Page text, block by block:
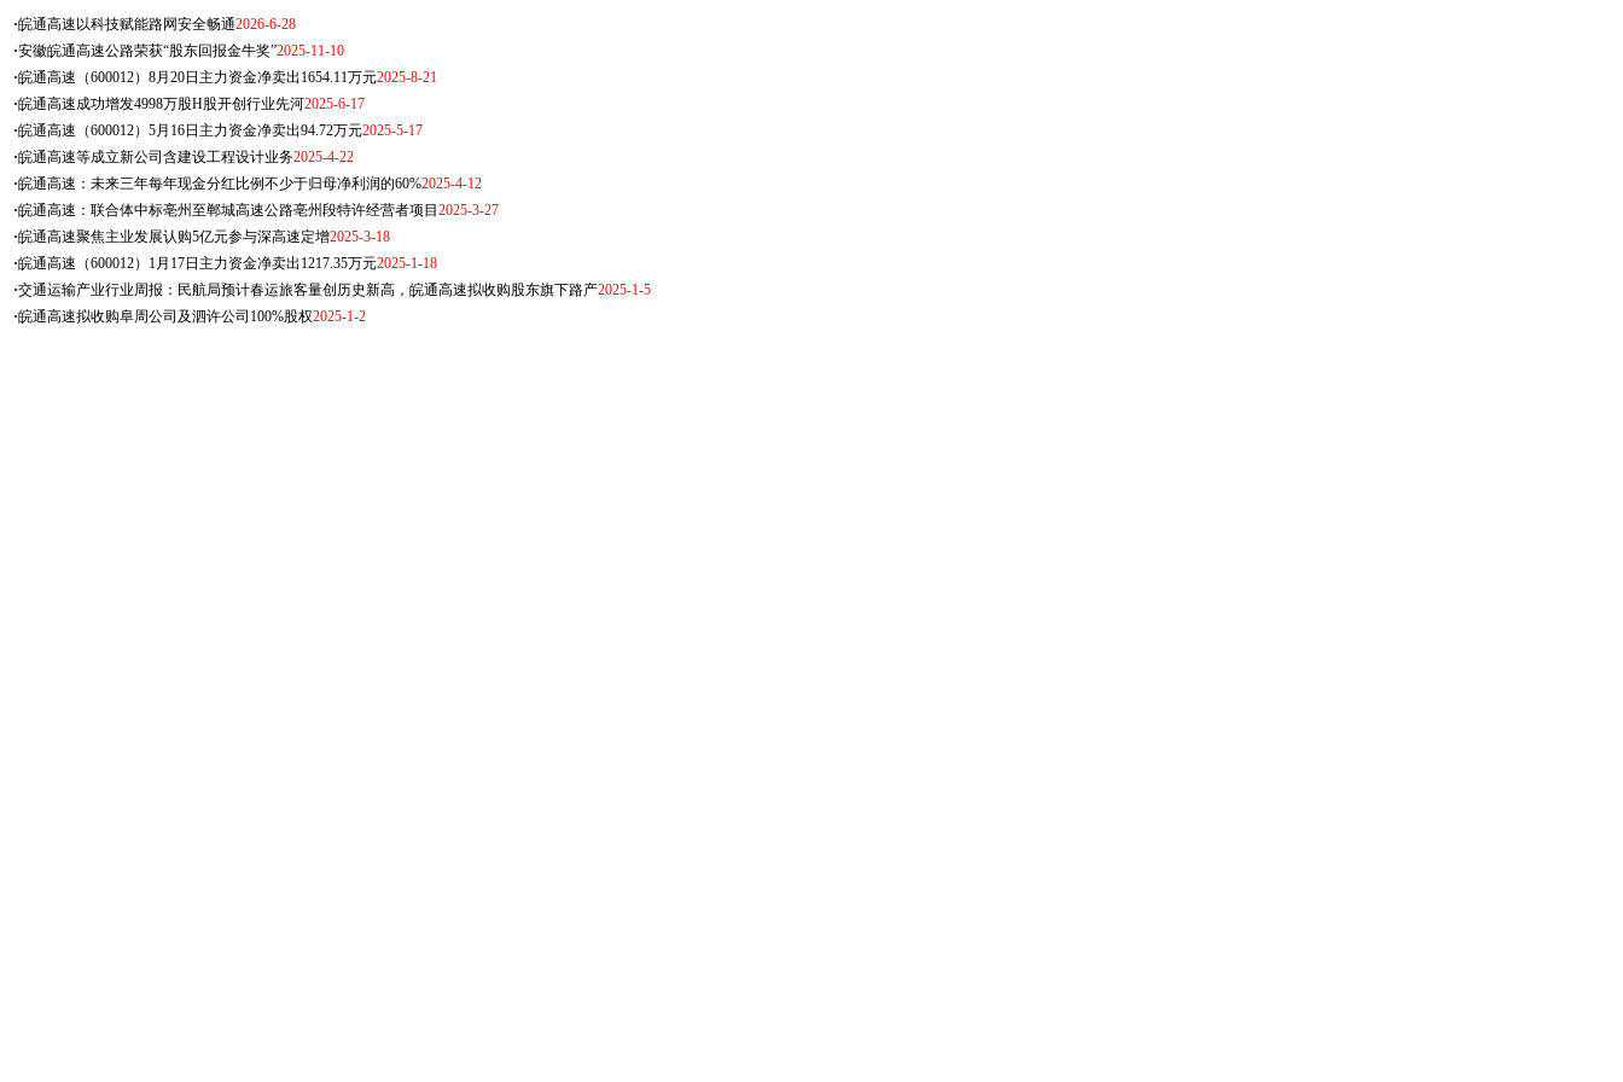
·皖通高速以科技赋能路网安全畅通2026-6-28
·安徽皖通高速公路荣获“股东回报金牛奖”2025-11-10
·皖通高速（600012）8月20日主力资金净卖出1654.11万元2025-8-21
·皖通高速成功增发4998万股H股开创行业先河2025-6-17
·皖通高速（600012）5月16日主力资金净卖出94.72万元2025-5-17
·皖通高速等成立新公司含建设工程设计业务2025-4-22
·皖通高速：未来三年每年现金分红比例不少于归母净利润的60%2025-4-12
·皖通高速：联合体中标亳州至郸城高速公路亳州段特许经营者项目 2025-3-27
·皖通高速聚焦主业发展认购5亿元参与深高速定增2025-3-18
·皖通高速（600012）1月17日主力资金净卖出1217.35万元2025-1-18
·交通运输产业行业周报：民航局预计春运旅客量创历史新高，皖通高速拟收购股东旗下路产2025-1-5
·皖通高速拟收购阜周公司及泗许公司100%股权2025-1-2